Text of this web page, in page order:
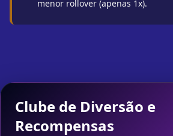
menor rollover (apenas 1x).
Clube de Diversão e
Recompensas